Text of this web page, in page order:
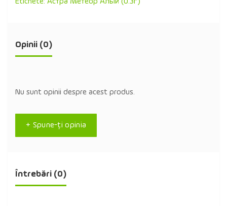
Opinii (0)
Nu sunt opinii despre acest produs.
+ Spune-ţi opinia
Întrebări (0)